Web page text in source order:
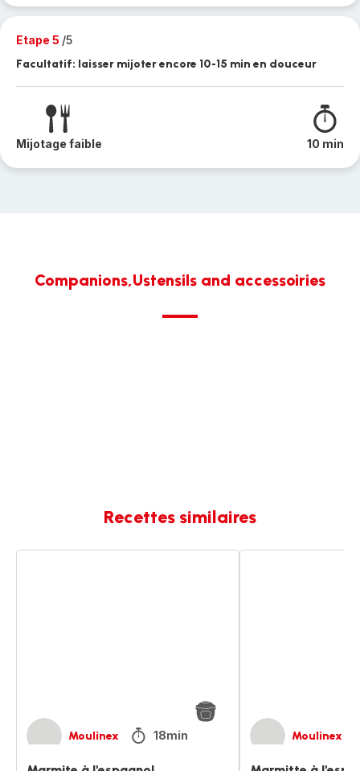
Etape 5 /5
Facultatif: laisser mijoter encore 10-15 min en douceur
Mijotage faible 10 min
Companions,Ustensils and accessoiries
Recettes similaires
Moulinex 18min Moulinex